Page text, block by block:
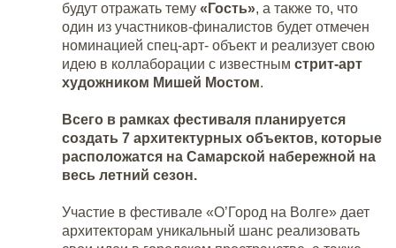
будут отражать тему «Гость», а также то, что
один из участников-финалистов будет отмечен
номинацией спец-арт- объект и реализует свою
идею в коллаборации с известным стрит-арт
художником Мишей Мостом.
Всего в рамках фестиваля планируется
создать 7 архитектурных объектов, которые
расположатся на Самарской набережной на
весь летний сезон.
Участие в фестивале «О’Город на Волге» дает
архитекторам уникальный шанс реализовать